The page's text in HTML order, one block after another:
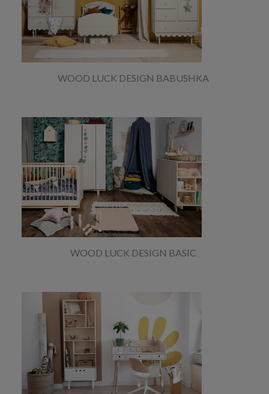
WOOD LUCK DESIGN BABUSHKA
WOOD LUCK DESIGN BASIC